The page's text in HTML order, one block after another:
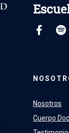
Nosotros
Cuerpo